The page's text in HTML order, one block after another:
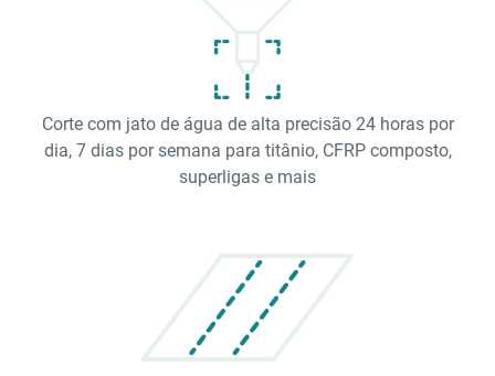
Corte com jato de água de alta precisão 24 horas por
dia, 7 dias por semana para titânio, CFRP composto,
superligas e mais